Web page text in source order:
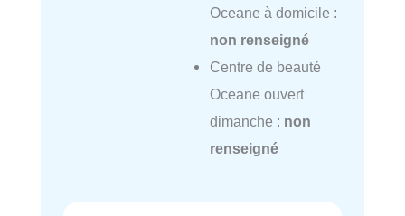
Oceane à domicile :
non renseigné
Centre de beauté
Oceane ouvert
dimanche : non
renseigné